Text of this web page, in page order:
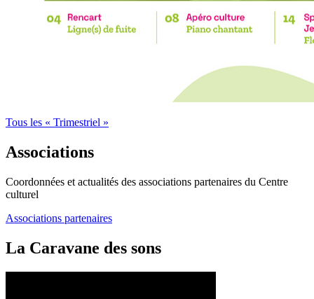
Tous les « Trimestriel »
Associations
Coordonnées et actualités des associations partenaires du Centre
culturel
Associations partenaires
La Caravane des sons